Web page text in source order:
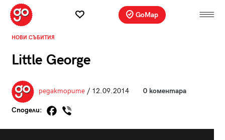
GoMap
НОВИ СЪБИТИЯ
Little George
редакторите/ 12.09.2014 0 коментара
Сподели: